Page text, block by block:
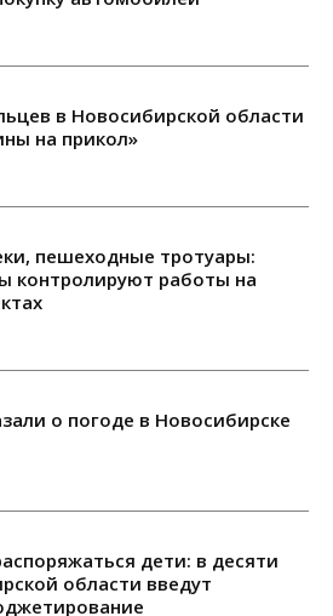
в Новосибирской области
на прикол»
пешеходные тротуары:
контролируют работы на
о погоде в Новосибирске
дети: в десяти
области введут